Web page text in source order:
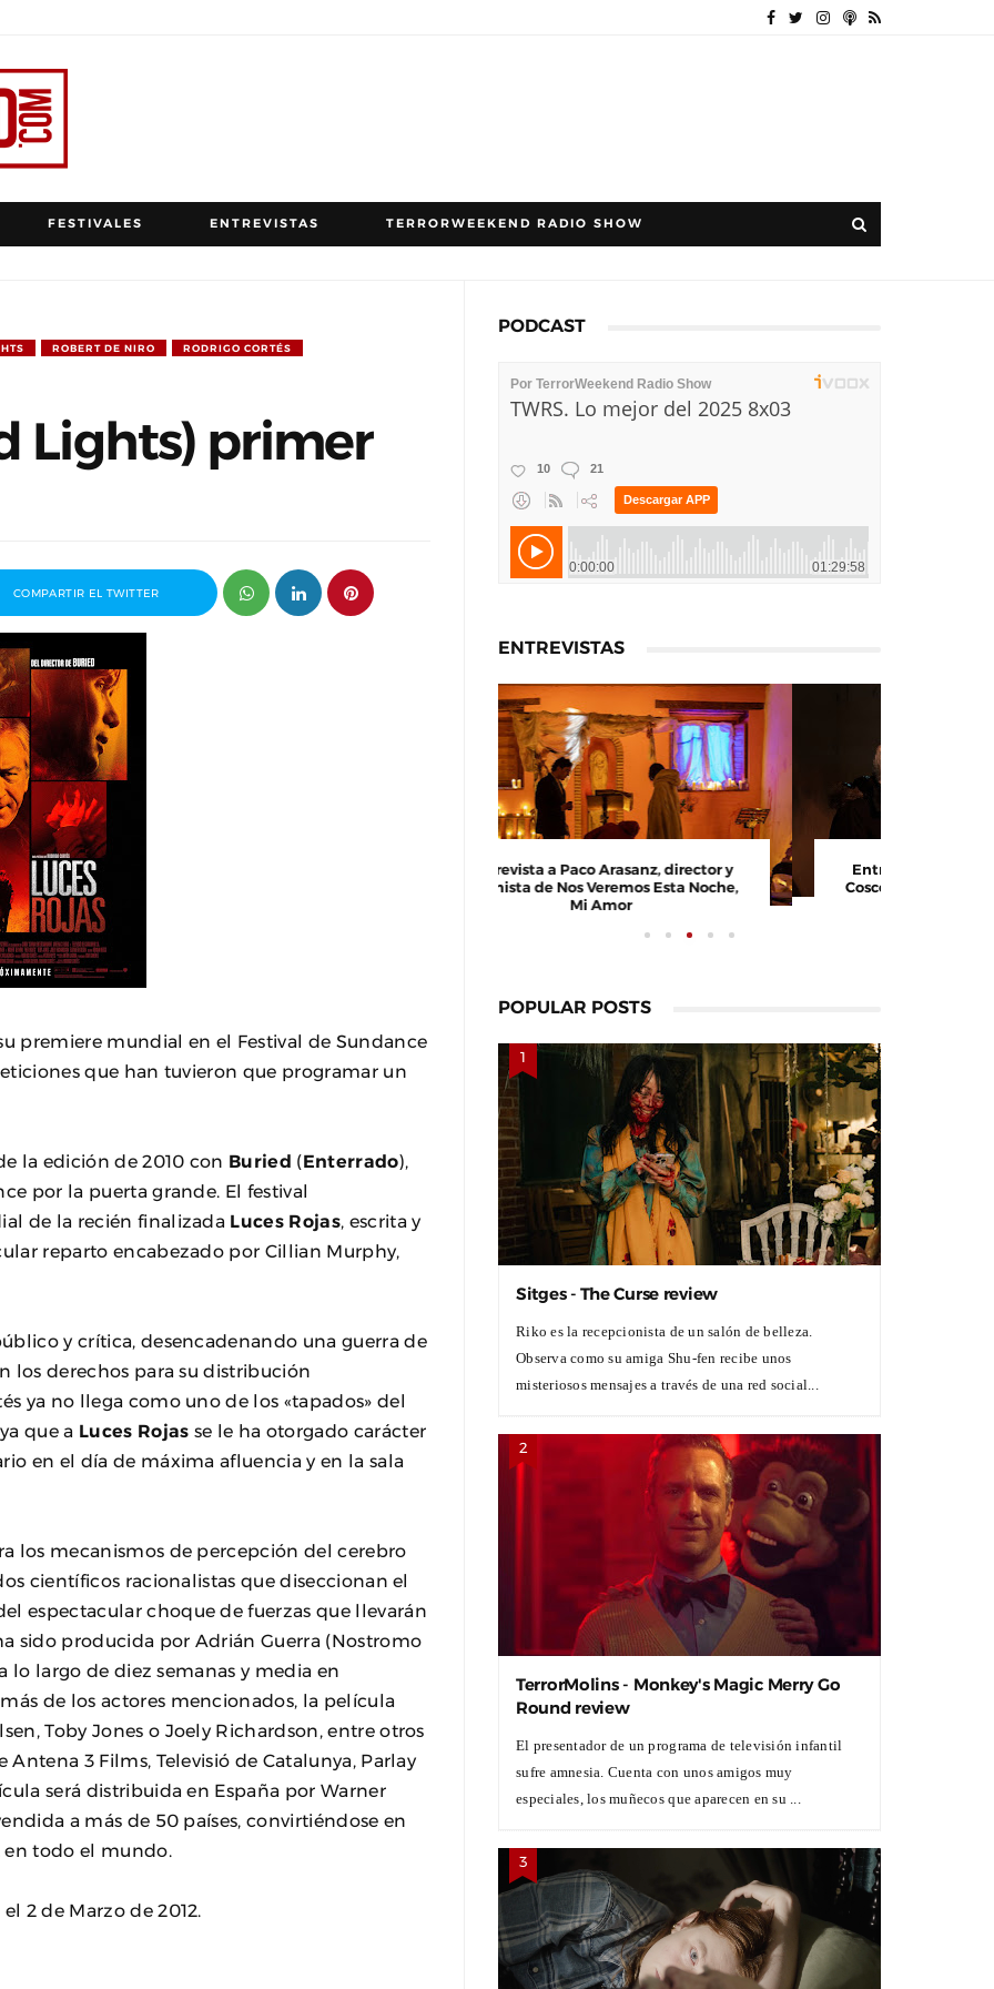
FESTIVALES ENTREVISTAS TERRORWEEKEND RADIO SHOW
ROBERT DE NIRO RODRIGO CORTÉS
Lights) primer
COMPARTIR EL TWITTER
premiere mundial en el Festival de Sundance
que han tuvieron que programar un
la edición de 2010 con Buried (Enterrado),
por la puerta grande. El festival
de la recién finalizada Luces Rojas, escrita y
reparto encabezado por Cillian Murphy,
y crítica, desencadenando una guerra de
los derechos para su distribución
ya no llega como uno de los «tapados» del
que a Luces Rojas se le ha otorgado carácter
en el día de máxima afluencia y en la sala
los mecanismos de percepción del cerebro
científicos racionalistas que diseccionan el
espectacular choque de fuerzas que llevarán
sido producida por Adrián Guerra (Nostromo
lo largo de diez semanas y media en
de los actores mencionados, la película
Toby Jones o Joely Richardson, entre otros
3 Films, Televisió de Catalunya, Parlay
será distribuida en España por Warner
a más de 50 países, convirtiéndose en
en todo el mundo.
2 de Marzo de 2012.
PODCAST
ENTREVISTAS
Entrevista a Paco Arasanz, director y
guionista de Nos Veremos Esta Noche,
2026
POPULAR POSTS
Sitges - The Curse review
Riko es la recepcionista de un salón de belleza.
Observa como su amiga Shu-fen recibe unos
misteriosos mensajes a través de una red social...
TerrorMolins - Monkey's Magic Merry Go
Round review
El presentador de un programa de televisión infantil
sufre amnesia. Cuenta con unos amigos muy
especiales, los muñecos que aparecen en su ...